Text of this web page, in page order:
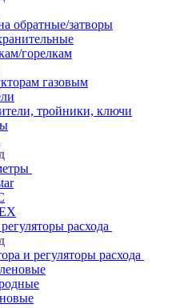
обратные/затворы
горелкам
газовым
тройники, ключи
расхода
и регуляторы расхода